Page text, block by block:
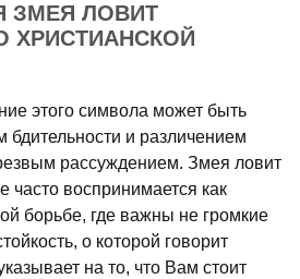
ЗМЕЯ ЛОВИТ
ХРИСТИАНСКОЙ
этого символа может быть
бдительности и различением
рассуждением. Змея ловит
часто воспринимается как
борьбе, где важны не громкие
о которой говорит
на то, что Вам стоит